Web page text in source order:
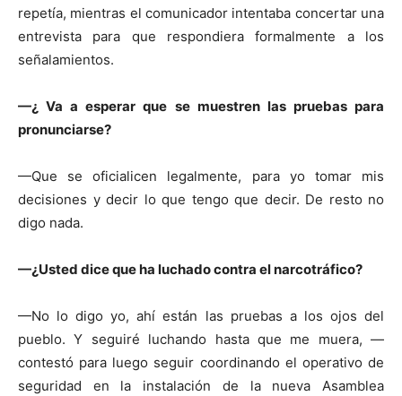
repetía, mientras el comunicador intentaba concertar una
entrevista para que respondiera formalmente a los
señalamientos.
—¿ Va a esperar que se muestren las pruebas para
pronunciarse?
—Que se oficialicen legalmente, para yo tomar mis
decisiones y decir lo que tengo que decir. De resto no
digo nada.
—¿Usted dice que ha luchado contra el narcotráfico?
—No lo digo yo, ahí están las pruebas a los ojos del
pueblo. Y seguiré luchando hasta que me muera, —
contestó para luego seguir coordinando el operativo de
seguridad en la instalación de la nueva Asamblea